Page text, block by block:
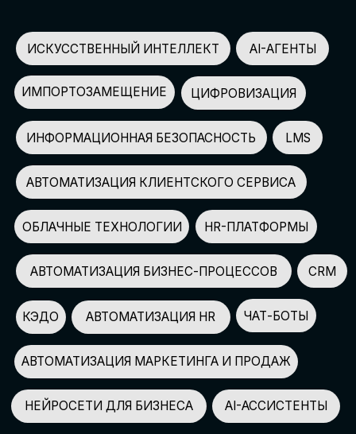
НЕЙРОСЕТИ ДЛЯ БИЗНЕСА
КЭДО АВТОМАТИЗАЦИЯ HR
АВТОМАТИЗАЦИЯ МАРКЕТИНГА И ПРОДАЖ
AI-АССИСТЕНТЫ
ЧАТ-БОТЫ
СПИКЕРОВ
150+
ПАРТНЕРОВ
100+
УЧАСТНИКОВ
2500+
GLOBAL TECH FORUM –